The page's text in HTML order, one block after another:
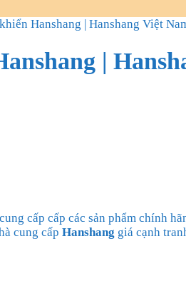
Hanshang | Hanshang Việt
|
cấp cấp các sản phẩm chính
cung cấp Hanshang giá cạnh